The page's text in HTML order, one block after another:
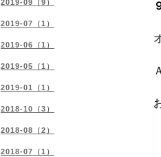
2019-09（9）
2019-07（1）
2019-06（1）
2019-05（1）
2019-01（1）
2018-10（3）
2018-08（2）
2018-07（1）